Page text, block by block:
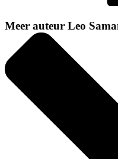
Meer auteur Leo